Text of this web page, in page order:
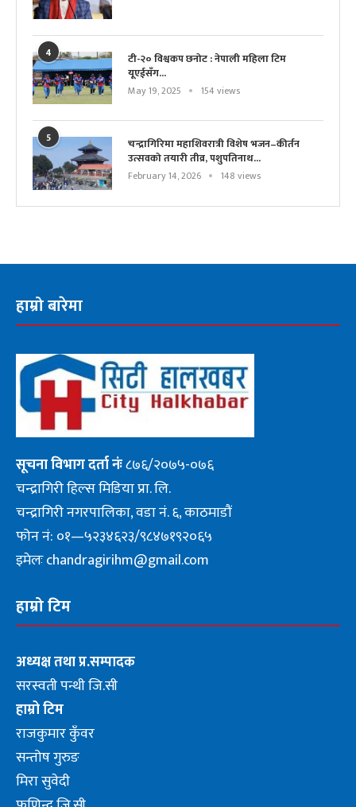
4
टी-२० विश्वकप छनोट : नेपाली महिला टिम
यूएईसँग...
May 19, 2025 154 views
5
चन्द्रागिरिमा महाशिवरात्री विशेष भजन–कीर्तन
उत्सवको तयारी तीव्र, पशुपतिनाथ...
February 14, 2026 148 views
हाम्रो बारेमा
सूचनाविभाग दर्ता नंः८७६/२०७५-०७६
चन्द्रागिरी हिल्स मिडिया प्रा. लि.
चन्द्रागिरी नगरपालिका, वडा नं. ६, काठमाडौं
फोन नं: ०१—५२३४६२३/९८४७१९२०६५
इमेलः chandragirihm@gmail.com
हाम्रो टिम
अध्यक्ष तथा प्र.सम्पादक
सरस्वती पन्थी जि.सी
हाम्रो टिम
राजकुमार कुँवर
सन्तोष गुरुङ
मिरा सुवेदी